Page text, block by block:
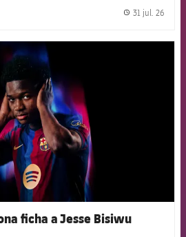
31 jul. 26
FCB Barcelona badge
ficha a Jesse Bisiwu